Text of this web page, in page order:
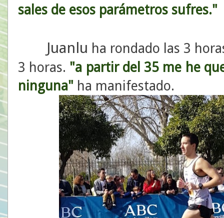
sales de esos parámetros sufres."
Juanlu ha rondado las 3
3 horas. "a partir del 35 me he
ninguna" ha manifestado.